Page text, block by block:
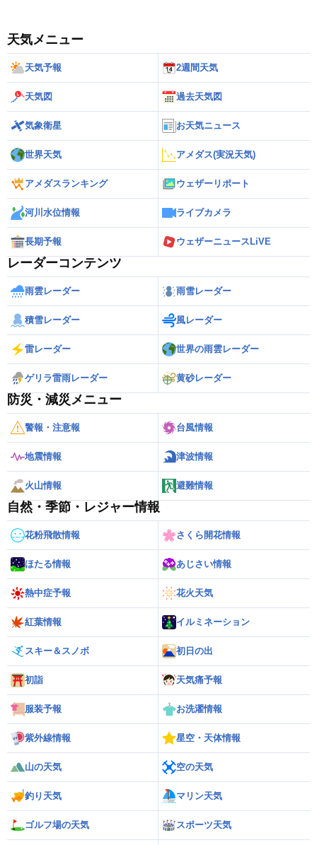
天気メニュー
天気予報 2週間天気
天気図 過去天気図
気象衛星 お天気ニュース
世界天気 アメダス(実況天気)
アメダスランキング ウェザーリポート
河川水位情報 ライブカメラ
長期予報 ウェザーニュースLiVE
レーダーコンテンツ
雨雲レーダー 雨雪レーダー
積雪レーダー 風レーダー
雷レーダー 世界の雨雲レーダー
ゲリラ雷雨レーダー 黄砂レーダー
防災・減災メニュー
警報・注意報 台風情報
地震情報 津波情報
火山情報 避難情報
自然・季節・レジャー情報
花粉飛散情報 さくら開花情報
ほたる情報 あじさい情報
熱中症予報 花火天気
紅葉情報 イルミネーション
スキー＆スノボ 初日の出
初詣 天気痛予報
服装予報 お洗濯情報
紫外線情報 星空・天体情報
山の天気 空の天気
釣り天気 マリン天気
ゴルフ場の天気 スポーツ天気